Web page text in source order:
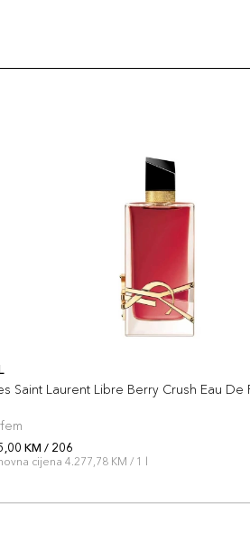
Saint Laurent Libre Berry Crush Eau De
KM / 206
cijena 4.277,78 KM / 1 l